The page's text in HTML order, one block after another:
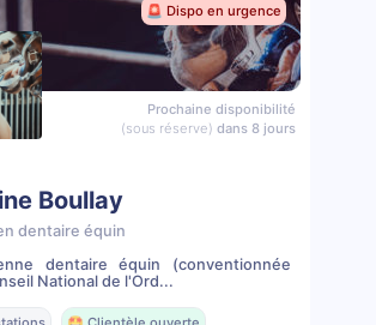
🚨 Dispo en urgence
Prochaine disponibilité
(sous réserve) dans 8 jours
Boullay
dentaire équin
dentaire équin (conventionnée
National de l'Ord...